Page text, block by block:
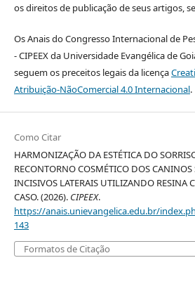
os direitos de publicação de seus artigos,
Os Anais do Congresso Internacional de
- CIPEEX da Universidade Evangélica de
seguem os preceitos legais da licença
Atribuição-NãoComercial 4.0 Internacional.
Como Citar
HARMONIZAÇÃO DA ESTÉTICA DO
RECONTORNO COSMÉTICO DOS CANINOS
INCISIVOS LATERAIS UTILIZANDO RESINA
CASO. (2026). CIPEEX.
https://anais.unievangelica.edu.br/
143
Formatos de Citação